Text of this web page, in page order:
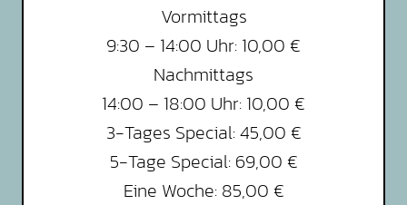
Vormittags
9:30 – 14:00 Uhr: 10,00 €
Nachmittags
14:00 – 18:00 Uhr: 10,00 €
3-Tages Special: 45,00 €
5-Tage Special: 69,00 €
Eine Woche: 85,00 €